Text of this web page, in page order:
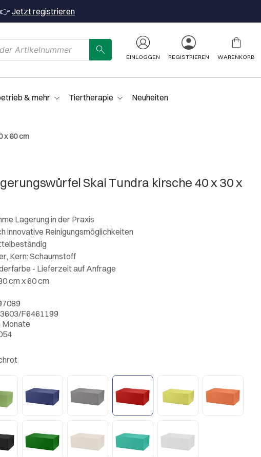
Jetzt registrieren
EINLOGGEN REGISTRIEREN WARENKORB
& mehr Tiertherapie Neuheiten
x 60 cm
Skai Tundra kirsche 40 x 30 x
Lagerung in der Praxis
innovative Reinigungsmöglichkeiten
Kern: Schaumstoff
- Lieferzeit auf Anfrage
cm x 60 cm
F6461199
Monate